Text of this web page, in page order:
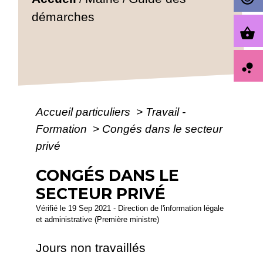
démarches
Accueil particuliers > Travail -
Formation > Congés dans le secteur
privé
CONGÉS DANS LE
SECTEUR PRIVÉ
Vérifié le 19 Sep 2021 - Direction de l'information légale
et administrative (Première ministre)
Jours non travaillés
shopping_basket
bubble_chart